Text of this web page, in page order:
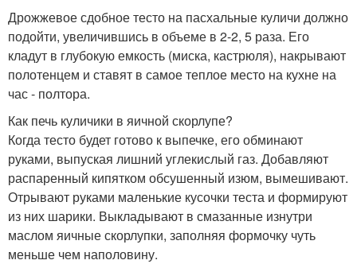
Дрожжевое сдобное тесто на пасхальные куличи должно
подойти, увеличившись в объеме в 2-2, 5 раза. Его
кладут в глубокую емкость (миска, кастрюля), накрывают
полотенцем и ставят в самое теплое место на кухне на
час - полтора.
Как печь куличики в яичной скорлупе?
Когда тесто будет готово к выпечке, его обминают
руками, выпуская лишний углекислый газ. Добавляют
распаренный кипятком обсушенный изюм, вымешивают.
Отрывают руками маленькие кусочки теста и формируют
из них шарики. Выкладывают в смазанные изнутри
маслом яичные скорлупки, заполняя формочку чуть
меньше чем наполовину.